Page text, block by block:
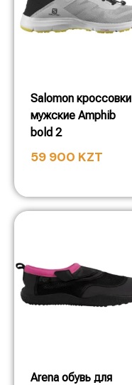
Salomon кроссовки
мужские Amphib
bold 2
59 900 KZT
Arena обувь для